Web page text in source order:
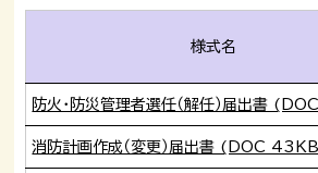
様式名
防火・防災管理者選任（解任）届出書
消防計画作成（変更）届出書 (DOC